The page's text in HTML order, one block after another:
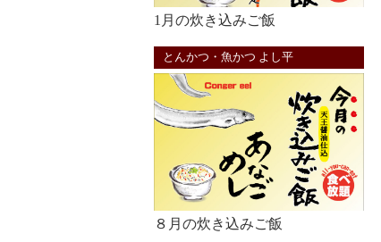
1月の炊き込みご飯
とんかつ・魚かつ よし平
８月の炊き込みご飯